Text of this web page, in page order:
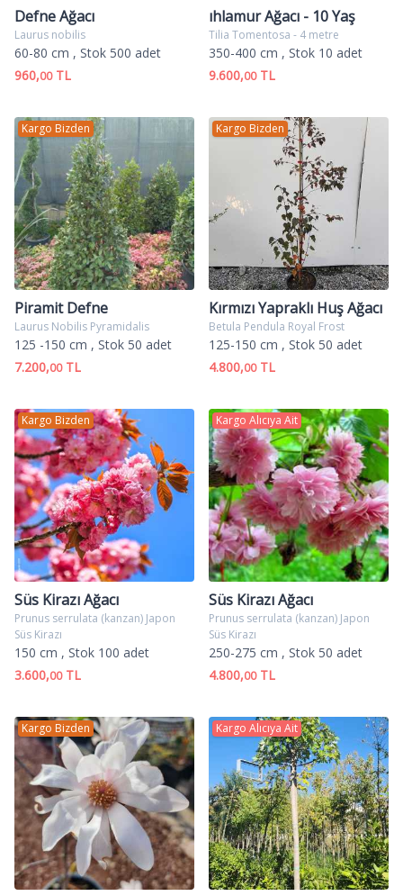
Defne Ağacı
Laurus nobilis
60-80 cm , Stok 500 adet
960,00TL
ıhlamur Ağacı - 10 Yaş
Tilia Tomentosa - 4 metre
350-400 cm , Stok 10 adet
9.600,00TL
Kargo Bizden
Piramit Defne
Laurus Nobilis Pyramidalis
125 -150 cm , Stok 50 adet
7.200,00TL
Kargo Bizden
Kırmızı Yapraklı Huş Ağacı
Betula Pendula Royal Frost
125-150 cm , Stok 50 adet
4.800,00TL
Kargo Bizden
Süs Kirazı Ağacı
Prunus serrulata (kanzan) Japon
Süs Kirazı
150 cm , Stok 100 adet
3.600,00TL
Kargo Alıcıya Ait
Süs Kirazı Ağacı
Prunus serrulata (kanzan) Japon
Süs Kirazı
250-275 cm , Stok 50 adet
4.800,00TL
Kargo Bizden Kargo Alıcıya Ait